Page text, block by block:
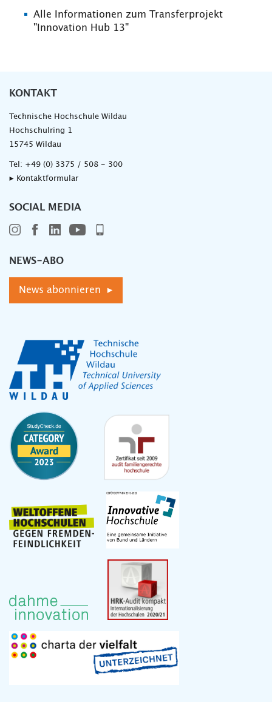
Alle Informationen zum Transferprojekt
"Innovation Hub 13"
KONTAKT
Technische Hochschule Wildau
Hochschulring 1
15745 Wildau
Tel: +49 (0) 3375 / 508 - 300
▸ Kontaktformular
SOCIAL MEDIA
NEWS-ABO
News abonnieren ▸